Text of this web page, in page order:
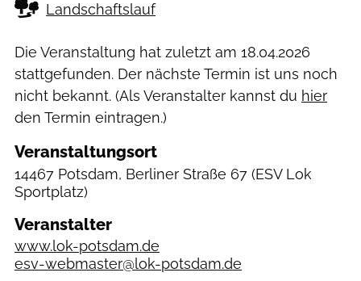
Landschaftslauf
Die Veranstaltung hat zuletzt am 18.04.2026
stattgefunden. Der nächste Termin ist uns noch
nicht bekannt. (Als Veranstalter kannst du hier
den Termin eintragen.)
Veranstaltungsort
14467 Potsdam, Berliner Straße 67 (ESV Lok
Sportplatz)
Veranstalter
www.lok-potsdam.de
esv-webmaster@lok-potsdam.de